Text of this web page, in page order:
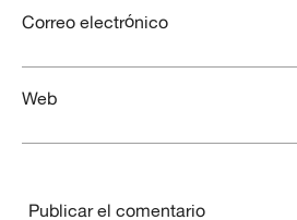
Correo electrónico
Web